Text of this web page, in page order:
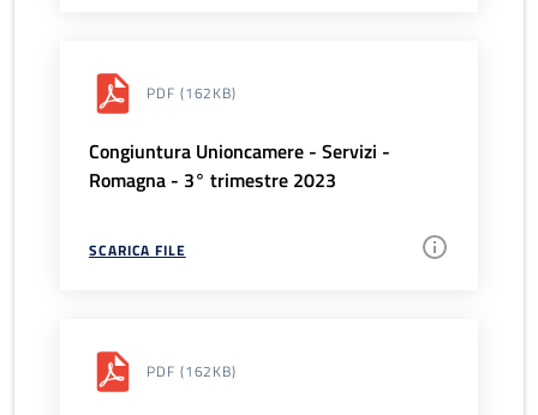
PDF (162KB)
Congiuntura Unioncamere - Servizi -
Romagna - 3° trimestre 2023
SCARICA FILE
PDF (162KB)